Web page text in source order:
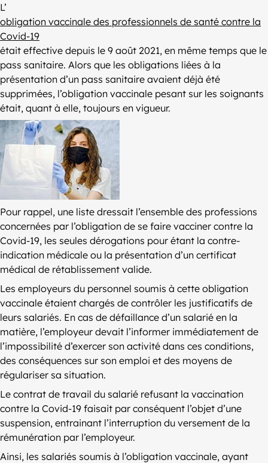
L’
obligation vaccinale des professionnels de santé contre la
Covid-19
était effective depuis le 9 août 2021, en même temps que le
pass sanitaire. Alors que les obligations liées à la
présentation d’un pass sanitaire avaient déjà été
supprimées, l’obligation vaccinale pesant sur les soignants
était, quant à elle, toujours en vigueur.
Pour rappel, une liste dressait l’ensemble des professions
concernées par l’obligation de se faire vacciner contre la
Covid-19, les seules dérogations pour étant la contre-
indication médicale ou la présentation d’un certificat
médical de rétablissement valide.
Les employeurs du personnel soumis à cette obligation
vaccinale étaient chargés de contrôler les justificatifs de
leurs salariés. En cas de défaillance d’un salarié en la
matière, l’employeur devait l’informer immédiatement de
l’impossibilité d’exercer son activité dans ces conditions,
des conséquences sur son emploi et des moyens de
régulariser sa situation.
Le contrat de travail du salarié refusant la vaccination
contre la Covid-19 faisait par conséquent l’objet d’une
suspension, entrainant l’interruption du versement de la
rémunération par l’employeur.
Ainsi, les salariés soumis à l’obligation vaccinale, ayant